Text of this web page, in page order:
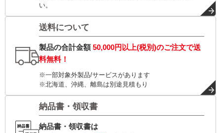
い。
送料について
製品の合計金額50,000円以上(税別)のご注文で送
料無料！
※一部対象外製品/サービスがあります
※北海道、沖縄、離島は別途見積もり
納品書・領収書
納品書・領収書は